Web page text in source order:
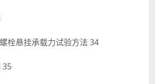
栓悬挂承载力试验方法 34
35